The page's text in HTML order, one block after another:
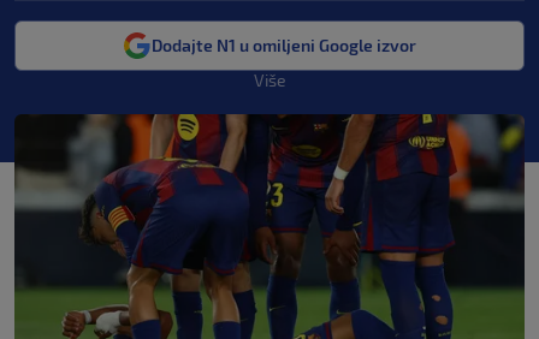
Dodajte N1 u omiljeni Google izvor
Više